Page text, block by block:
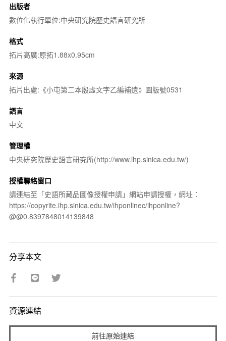
出版者
數位化執行單位:中央研究院歷史語言研究所
格式
拓片高廣:原拓1.88x0.95cm
來源
拓片出處:《小屯第二本殷虛文字乙編補遺》圖版號0531
語言
中文
管理權
中央研究院歷史語言研究所(http://www.ihp.sinica.edu.tw/)
授權聯絡窗口
請連結至「史語所藏品圖像授權申請」網站申請授權，網址：
https://copyrite.ihp.sinica.edu.tw/ihponlinec/ihponline?
@@0.8397848014139848
分享本文
資源連結
前往原始連結